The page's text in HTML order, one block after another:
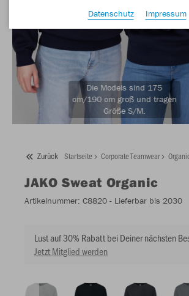
Die Models sind 175
cm/190 cm groß und tragen
Größe S/M.
Zurück Startseite Corporate Teamwear
JAKO Sweat Organic
Artikelnummer: C8820 - Lieferbar bis 2030
Lust auf 30% Rabatt bei Deiner nächsten
Jetzt Mitglied werden
Datenschutz
Impressum